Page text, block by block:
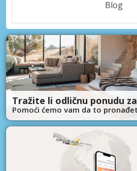
Blog
Tražite li odličnu ponudu
Pomoći ćemo vam da to